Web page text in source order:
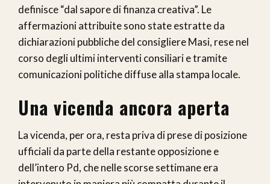
definisce “dal sapore di finanza creativa”. Le
affermazioni attribuite sono state estratte da
dichiarazioni pubbliche del consigliere Masi, rese nel
corso degli ultimi interventi consiliari e tramite
comunicazioni politiche diffuse alla stampa locale.
Una vicenda ancora aperta
La vicenda, per ora, resta priva di prese di posizione
ufficiali da parte della restante opposizione e
dell’intero Pd, che nelle scorse settimane era